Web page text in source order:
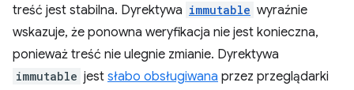
treść jest stabilna. Dyrektywa immutable wyraźnie
wskazuje, że ponowna weryfikacja nie jest konieczna,
ponieważ treść nie ulegnie zmianie. Dyrektywa
immutable jest słabo obsługiwana przez przeglądarki